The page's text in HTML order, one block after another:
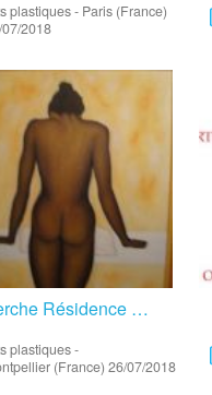
plastiques- Paris (France)
2018
Recherche Résidence D’artiste – Arts Plastiques
plastiques-
(France) 26/07/2018